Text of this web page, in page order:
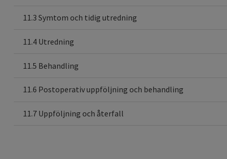
11.3 Symtom och tidig utredning
11.4 Utredning
11.5 Behandling
11.6 Postoperativ uppföljning och behandling
11.7 Uppföljning och återfall